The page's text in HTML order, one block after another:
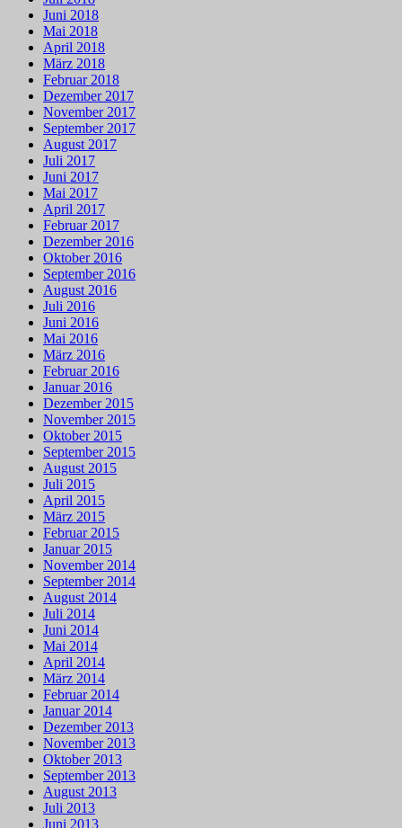
Juni 2018
Mai 2018
April 2018
März 2018
Februar 2018
Dezember 2017
November 2017
September 2017
August 2017
Juli 2017
Juni 2017
Mai 2017
April 2017
Februar 2017
Dezember 2016
Oktober 2016
September 2016
August 2016
Juli 2016
Juni 2016
Mai 2016
März 2016
Februar 2016
Januar 2016
Dezember 2015
November 2015
Oktober 2015
September 2015
August 2015
Juli 2015
April 2015
März 2015
Februar 2015
Januar 2015
November 2014
September 2014
August 2014
Juli 2014
Juni 2014
Mai 2014
April 2014
März 2014
Februar 2014
Januar 2014
Dezember 2013
November 2013
Oktober 2013
September 2013
August 2013
Juli 2013
Juni 2013